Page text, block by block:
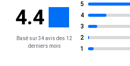
4.4
Basé sur 34 avis des 12
derniers mois
5
4
3
2
1